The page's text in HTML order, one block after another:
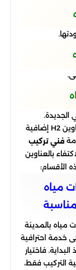
الجديدة.
للتصدر بشكل أقوى، الأفضل إضافة عناوين H2 إضافية
فني تركيب
بالعناوين
الأقسام:
مياه
مناسبة
بالمدينة
خدمة احترافية
فاختيار
التركيب فقط،